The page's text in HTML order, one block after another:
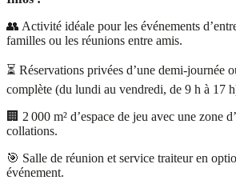
👥 Activité idéale pour les événements
familles ou les réunions entre amis.
⏳ Réservations privées d’une demi-journée
complète (du lundi au vendredi, de 9 h à 17
🏢 2 000 m² d’espace de jeu avec une zone
collations.
🎯 Salle de réunion et service traiteur en
événement.